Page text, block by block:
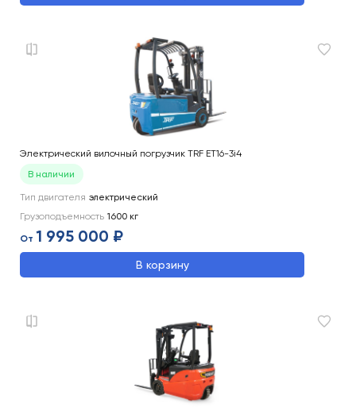
Электрический вилочный погрузчик TRF ET16-3i4
В наличии
Тип двигателя электрический
Грузоподъемность 1600 кг
От 1 995 000 ₽
В корзину